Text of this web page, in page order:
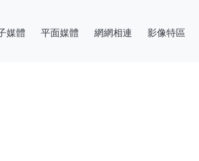
媒體 平面媒體 網網相連 影像特區